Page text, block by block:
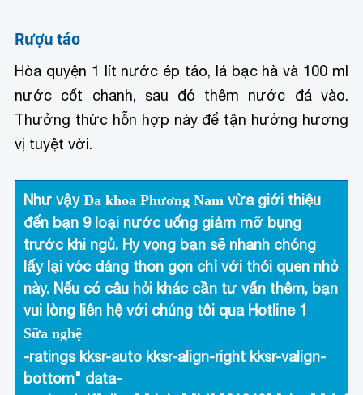
Rượu táo
Hòa quyện 1 lít nước ép táo, lá bạc hà và 100 ml
nước cốt chanh, sau đó thêm nước đá vào.
Thưởng thức hỗn hợp này để tận hưởng hương
vị tuyệt vời.
Như vậyĐa khoa Phương Nam vừa giới thiệu
đến bạn 9 loại nước uống giảm mỡ bụng
trước khi ngủ. Hy vọng bạn sẽ nhanh chóng
lấy lại vóc dáng thon gọn chỉ với thói quen nhỏ
này. Nếu có câu hỏi khác cần tư vấn thêm, bạn
vui lòng liên hệ với chúng tôi qua Hotline 1
Sữa nghệ
-ratings kksr-auto kksr-align-right kksr-valign-
bottom" data-